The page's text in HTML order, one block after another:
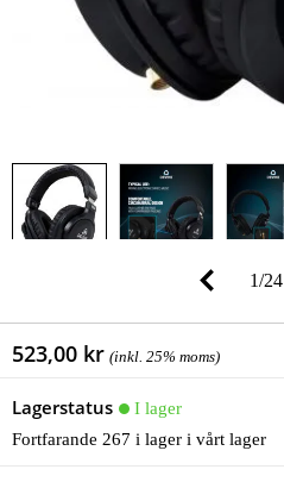
1/24
523,00 kr (inkl. 25% moms)
Lagerstatus
I lager
Fortfarande 267 i lager i vårt lager